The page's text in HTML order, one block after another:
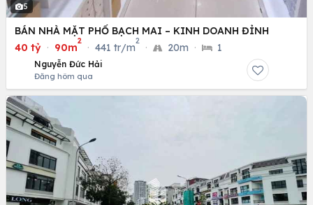
5
BÁN NHÀ MẶT PHỐ BẠCH MAI – KINH DOANH ĐỈNH
40 tỷ · 90m
2
· 441 tr/m
2
· 20m · 1
Nguyễn Đức Hải
Đăng hôm qua